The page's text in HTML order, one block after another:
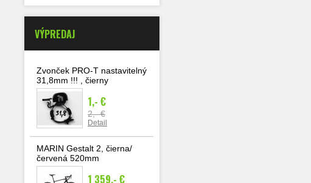
VÝPREDAJ
Zvonček PRO-T nastavitelný
31,8mm !!! , čierny
1,- €
2,- €
Detail
MARIN Gestalt 2, čierna/
červená 520mm
1 359,- €